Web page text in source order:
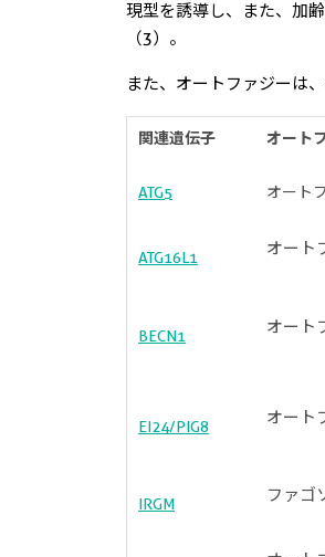
現型を誘導し、また、加
（3）。
また、オートファジーは
関連遺伝子 オート
ATG5 オート
ATG16L1 オート
BECN1 オート
EI24/PIG8 オート
IRGM ファゴ